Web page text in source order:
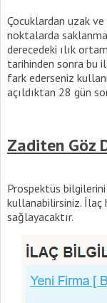
Çocuklardan uzak
noktalarda
derecedeki ılık
tarihinden sonra bu
fark ederseniz
açıldıktan 28 gün
Zaditen Göz
Prospektüs
kullanabilirsiniz. İlaç
sağlayacaktır.